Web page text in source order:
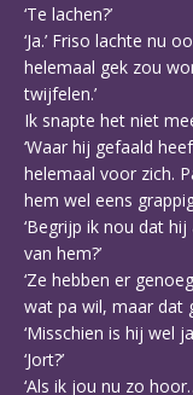
‘Te lachen?’
‘Ja.’ Friso lachte nu
helemaal gek zou
twijfelen.’
Ik snapte het niet
‘Waar hij gefaald
helemaal voor zich.
hem wel eens
‘Begrijp ik nou dat
van hem?’
‘Ze hebben er
wat pa wil, maar dat
‘Misschien is hij wel
‘Jort?’
‘Als ik jou nu zo